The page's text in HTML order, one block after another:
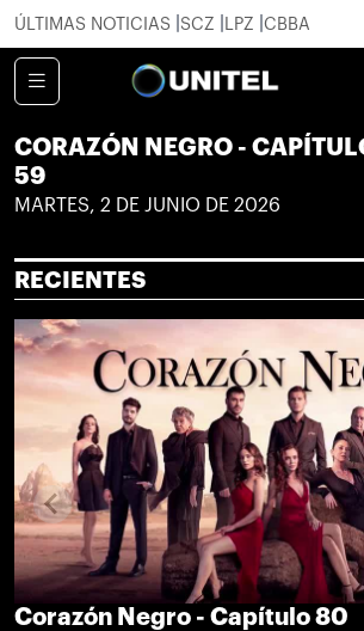
ÚLTIMAS NOTICIAS SCZ LPZ CBBA
CORAZÓN NEGRO -
59
MARTES, 2 DE JUNIO DE 2026
RECIENTES
Corazón Negro - Capítulo 80